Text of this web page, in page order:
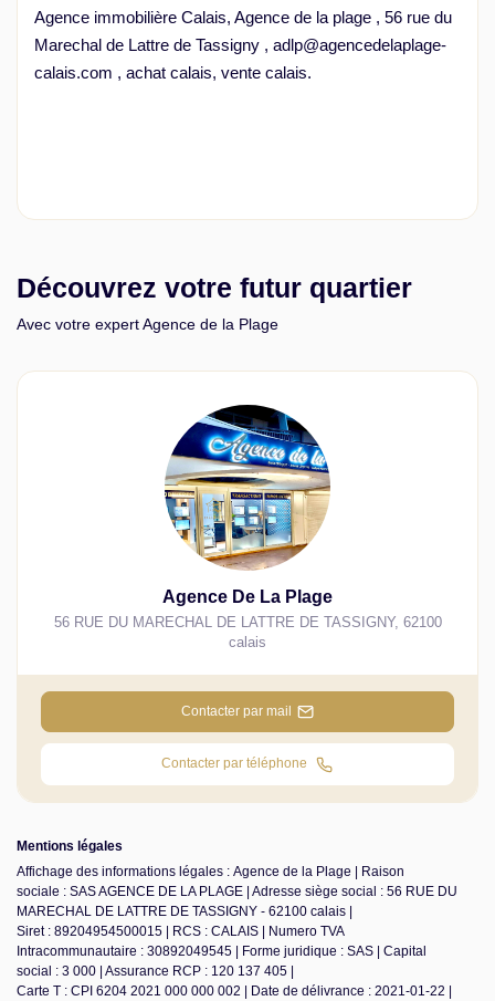
Agence immobilière Calais, Agence de la plage , 56 rue du
Marechal de Lattre de Tassigny , adlp@agencedelaplage-
calais.com , achat calais, vente calais.
Découvrez votre futur quartier
Avec votre expert Agence de la Plage
Agence De La Plage
56 RUE DU MARECHAL DE LATTRE DE TASSIGNY, 62100
calais
Contacter par mail
Contacter par téléphone
Mentions légales
Affichage des informations légales : Agence de la Plage | Raison
sociale : SAS AGENCE DE LA PLAGE | Adresse siège social : 56 RUE DU
MARECHAL DE LATTRE DE TASSIGNY - 62100 calais |
Siret : 89204954500015 | RCS : CALAIS | Numero TVA
Intracommunautaire : 30892049545 | Forme juridique : SAS | Capital
social : 3 000 | Assurance RCP : 120 137 405 |
Carte T : CPI 6204 2021 000 000 002 | Date de délivrance : 2021-01-22 |